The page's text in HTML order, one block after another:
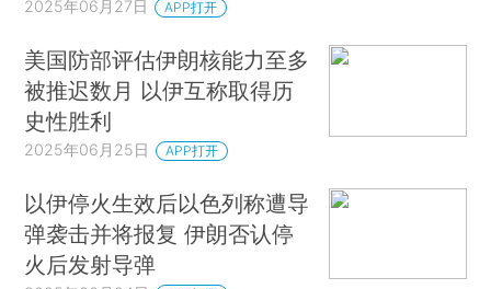
2025年06月27日 APP打开
美国防部评估伊朗核能力至多
被推迟数月 以伊互称取得历
史性胜利
2025年06月25日 APP打开
以伊停火生效后以色列称遭导
弹袭击并将报复 伊朗否认停
火后发射导弹